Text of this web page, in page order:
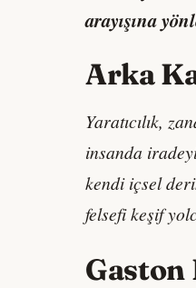
arayışına
Arka
Yaratıcılık,
insanda
kendi içsel
felsefi keşif